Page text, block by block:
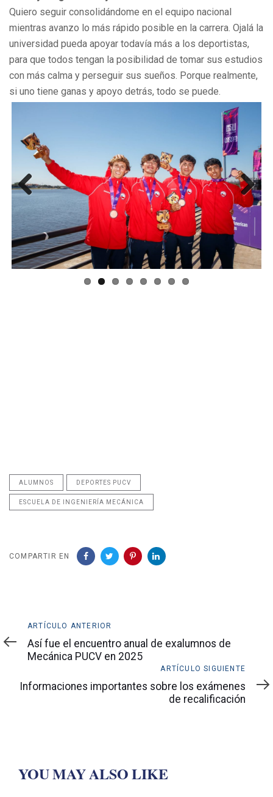
Quiero seguir consolidándome en el equipo nacional
mientras avanzo lo más rápido posible en la carrera. Ojalá la
universidad pueda apoyar todavía más a los deportistas,
para que todos tengan la posibilidad de tomar sus estudios
con más calma y perseguir sus sueños. Porque realmente,
si uno tiene ganas y apoyo detrás, todo se puede.
Previous Next
ALUMNOS DEPORTES PUCV
ESCUELA DE INGENIERÍA MECÁNICA
COMPARTIR EN
Artículo
anterior
ARTÍCULO ANTERIOR
Así fue el encuentro anual de exalumnos de
Mecánica PUCV en 2025
siguiente
ARTÍCULO SIGUIENTE
Informaciones importantes sobre los exámenes
de recalificación
YOU MAY ALSO LIKE